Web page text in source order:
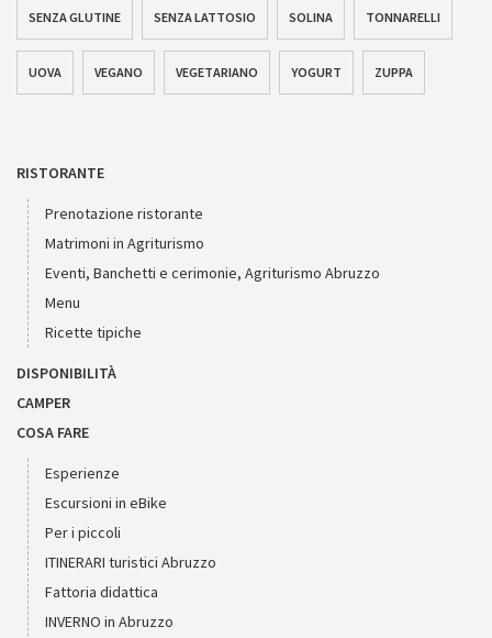
SENZA GLUTINE SENZA LATTOSIO SOLINA TONNARELLI
UOVA VEGANO VEGETARIANO YOGURT ZUPPA
RISTORANTE
Prenotazione ristorante
Matrimoni in Agriturismo
Eventi, Banchetti e cerimonie, Agriturismo Abruzzo
Menu
Ricette tipiche
DISPONIBILITÀ
CAMPER
COSA FARE
Esperienze
Escursioni in eBike
Per i piccoli
ITINERARI turistici Abruzzo
Fattoria didattica
INVERNO in Abruzzo